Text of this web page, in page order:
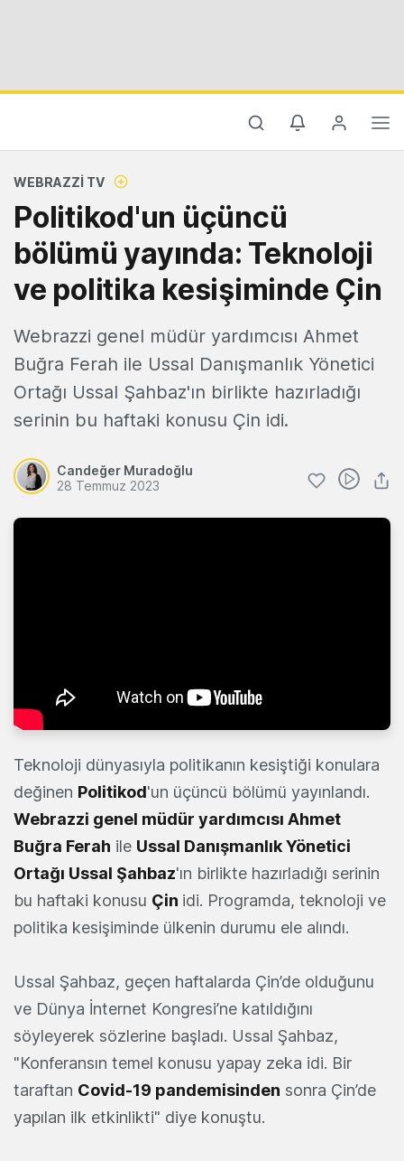
WEBRAZZI TV
Politikod'un üçüncü
bölümü yayında: Teknoloji
ve politika kesişiminde Çin
Webrazzi genel müdür yardımcısı Ahmet
Buğra Ferah ile Ussal Danışmanlık Yönetici
Ortağı Ussal Şahbaz'ın birlikte hazırladığı
serinin bu haftaki konusu Çin idi.
Candeğer Muradoğlu
28 Temmuz 2023
Teknoloji dünyasıyla politikanın kesiştiği konulara
değinen Politikod'un üçüncü bölümü yayınlandı.
Webrazzi genel müdür yardımcısı Ahmet
Buğra Ferah ile Ussal Danışmanlık Yönetici
Ortağı Ussal Şahbaz'ın birlikte hazırladığı serinin
bu haftaki konusu Çin idi. Programda, teknoloji ve
politika kesişiminde ülkenin durumu ele alındı.
Ussal Şahbaz, geçen haftalarda Çin’de olduğunu
ve Dünya İnternet Kongresi’ne katıldığını
söyleyerek sözlerine başladı. Ussal Şahbaz,
"Konferansın temel konusu yapay zeka idi. Bir
taraftan Covid-19 pandemisinden sonra Çin’de
yapılan ilk etkinlikti" diye konuştu.